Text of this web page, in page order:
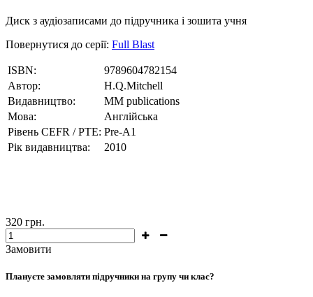
Диск з аудіозаписами до підручника і зошита учня
Повернутися до серії: Full Blast
ISBN:
9789604782154
Автор:
H.Q.Mitchell
Видавництво:
MM publications
Мова:
Англійська
Рівень CEFR / PTE: Pre-A1
Рік видавництва:
2010
320 грн.
Замовити
Плануєте замовляти підручники на групу чи клас?